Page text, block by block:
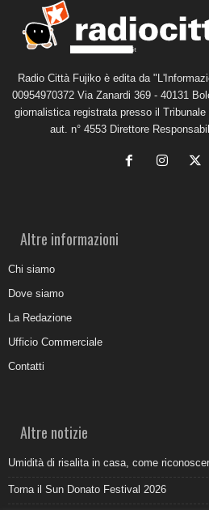
Radio Città Fujiko è edita da
00954970372 Via Zanardi 369 - 40131
giornalistica registrata presso il
aut. n° 4553 Direttore
Altre informazioni
Chi siamo
Dove siamo
La Redazione
Ufficio Commerciale
Contatti
Altre notizie
Umidità di risalita in casa, come
Torna il Sun Donato Festival 2026